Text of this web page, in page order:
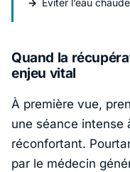
Éviter l’eau
Quand la
enjeu vital
À première vue,
une séance intense
réconfortant.
par le médecin